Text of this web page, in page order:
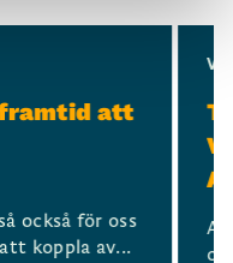
framtid att
också för oss
koppla av...